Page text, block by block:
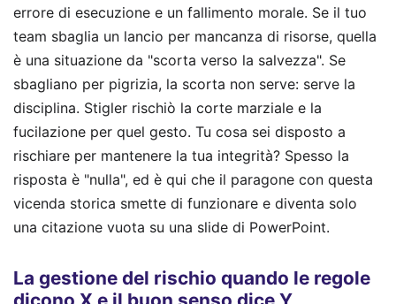
errore di esecuzione e un fallimento morale. Se il tuo
team sbaglia un lancio per mancanza di risorse, quella
è una situazione da "scorta verso la salvezza". Se
sbagliano per pigrizia, la scorta non serve: serve la
disciplina. Stigler rischiò la corte marziale e la
fucilazione per quel gesto. Tu cosa sei disposto a
rischiare per mantenere la tua integrità? Spesso la
risposta è "nulla", ed è qui che il paragone con questa
vicenda storica smette di funzionare e diventa solo
una citazione vuota su una slide di PowerPoint.
La gestione del rischio quando le regole